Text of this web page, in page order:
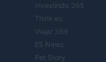
Investindo 365
Think.es
Viajar 365
ES Newz
Pet Story